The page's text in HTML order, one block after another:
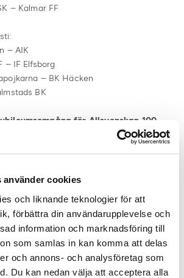
använder cookies
och liknande teknologier för att
förbättra din användarupplevelse och
information och marknadsföring till
som samlas in kan komma att delas
och annons- och analysföretag som
Du kan nedan välja att acceptera alla
– Kalmar FF
– AIK
– IF Elfsborg
– BK Häcken
BK
för Allsvenskan 100
augusti p.g.a. Europaspel)
Djurgården
– IFK Göteborg
– IFK Värnamo